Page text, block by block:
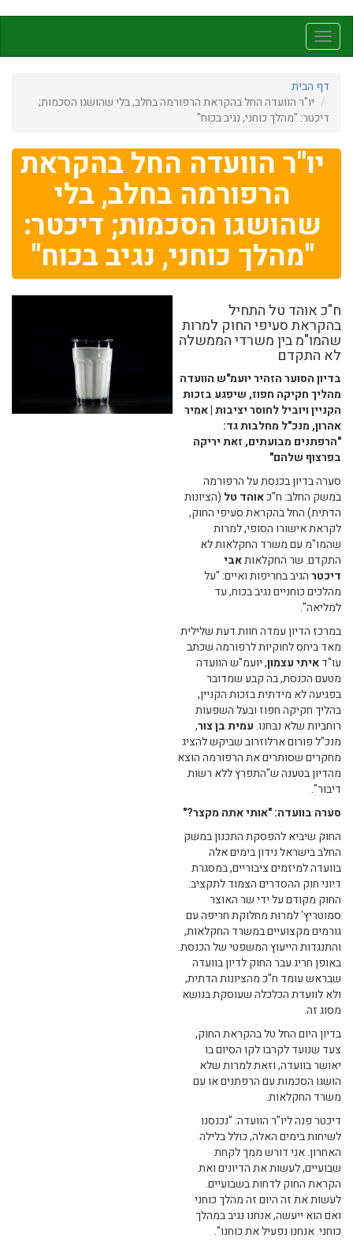
לתוכן
העיקריToggle
navigation
דף הבית
יו"ר הוועדה החל בהקראת הרפורמה בחלב, בלי שהושגו הסכמות;
דיכטר: "מהלך כוחני, נגיב בכוח"
יו"ר הוועדה החל בהקראת
הרפורמה בחלב, בלי
שהושגו הסכמות; דיכטר:
"מהלך כוחני, נגיב בכוח"
ח"כ אוהד טל התחיל
בהקראת סעיפי החוק למרות
שהמו"מ בין משרדי הממשלה
לא התקדם
בדיון הסוער הזהיר יועמ"ש הוועדה
מהליך חקיקה חפוז, שיפגע בזכות
הקניין ויוביל לחוסר יציבות | אמיר
אהרון, מנכ"ל מחלבות גד:
"הרפתנים מבועתים, זאת יריקה
בפרצוף שלהם"
סערה בדיון בכנסת על הרפורמה
במשק החלב: ח"כאוהד טל (הציונות
הדתית) החל בהקראת סעיפי החוק,
לקראת אישורו הסופי, למרות
שהמו"מ עם משרד החקלאות לא
התקדם. שר החקלאותאבי
דיכטרהגיב בחריפות ואיים: "על
מהלכים כוחניים נגיב בכוח, עד
למליאה".
במרכז הדיון עמדה חוות דעת שלילית
מאד ביחס לחוקיות לרפורמה שכתב
עו"דאיתי עצמון, יועמ"ש הוועדה
מטעם הכנסת, בה קבע שמדובר
בפגיעה לא מידתית בזכות הקניין,
בהליך חקיקה חפוז ובעל השפעות
רוחביות שלא נבחנו.עמית בן צור,
מנכ"ל פורום ארלוזרוב שביקש להציג
מחקרים שסותרים את הרפורמה הוצא
מהדיון בטענה ש"התפרץ ללא רשות
דיבור".
סערה בוועדה: "אותי אתה מקצר?"
החוק שיביא להפסקת התכנון במשק
החלב בישראל נידון בימים אלה
בוועדה למיזמים ציבוריים, במסגרת
דיוני חוק ההסדרים הצמוד לתקציב.
החוק מקודם על ידי שר האוצר
סמוטריץ' למרות מחלוקת חריפה עם
גורמים מקצועיים במשרד החקלאות,
והתנגדות הייעוץ המשפטי של הכנסת.
באופן חריג עבר החוק לדיון בוועדה
שבראש עומד ח"כ מהציונות הדתית,
ולא לוועדת הכלכלה שעוסקת בנושא
מסוג זה.
בדיון היום החל טל בהקראת החוק,
צעד שנועד לקרבו לקו הסיום בו
יאושר בוועדה, וזאת למרות שלא
הושגו הסכמות עם הרפתנים או עם
משרד החקלאות.
דיכטר פנה ליו"ר הוועדה: "נכנסנו
לשיחות בימים האלה, כולל בלילה
האחרון. אני דורש ממך לקחת
שבועיים, לעשות את הדיונים ואת
הקראת החוק לדחות בשבועיים.
לעשות את זה היום זה מהלך כוחני
ואם הוא ייעשה, אנחנו נגיב במהלך
כוחני. אנחנו נפעיל את כוחנו".